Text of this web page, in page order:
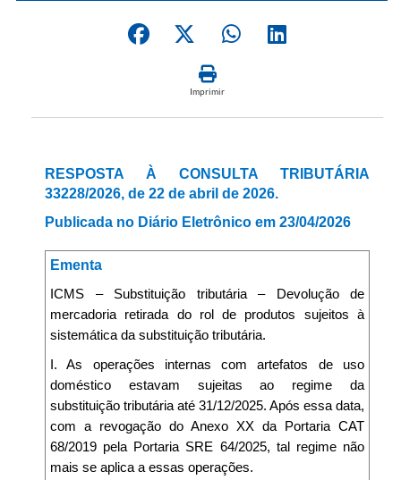
Imprimir
RESPOSTA À CONSULTA TRIBUTÁRIA
33228/2026, de 22 de abril de 2026.
Publicada no Diário Eletrônico em 23/04/2026
Ementa
ICMS – Substituição tributária – Devolução de
mercadoria retirada do rol de produtos sujeitos à
sistemática da substituição tributária.
I. As operações internas com artefatos de uso
doméstico estavam sujeitas ao regime da
substituição tributária até 31/12/2025. Após essa data,
com a revogação do Anexo XX da Portaria CAT
68/2019 pela Portaria SRE 64/2025, tal regime não
mais se aplica a essas operações.